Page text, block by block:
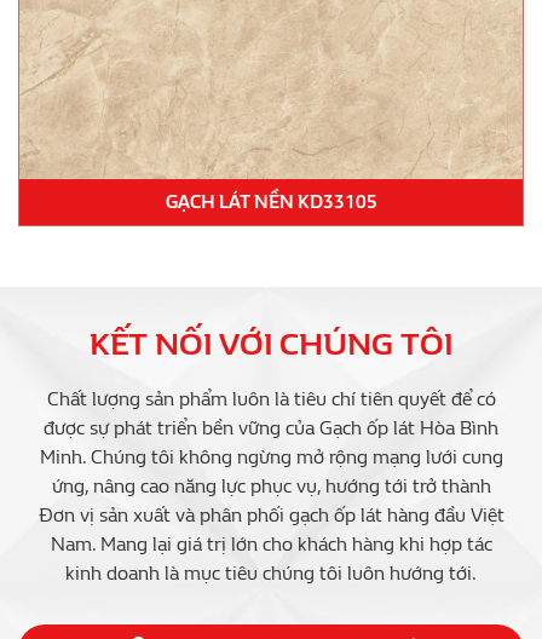
GẠCH LÁT NỀN KD33105
KẾT NỐI VỚI CHÚNG TÔI
Chất lượng sản phẩm luôn là tiêu chí tiên quyết để có
được sự phát triển bền vững của Gạch ốp lát Hòa Bình
Minh. Chúng tôi không ngừng mở rộng mạng lưới cung
ứng, nâng cao năng lực phục vụ, hướng tới trở thành
Đơn vị sản xuất và phân phối gạch ốp lát hàng đầu Việt
Nam. Mang lại giá trị lớn cho khách hàng khi hợp tác
kinh doanh là mục tiêu chúng tôi luôn hướng tới.